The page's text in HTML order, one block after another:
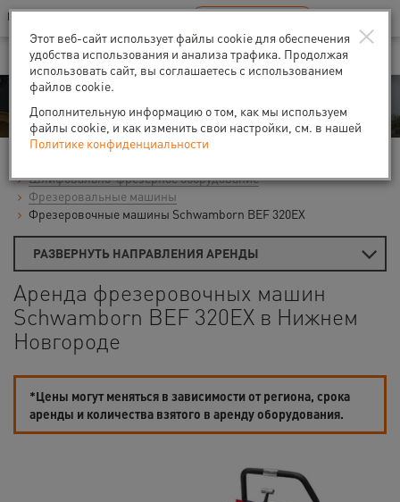
Ваш город:Нижний Новгород
В Вашем регионе нет наших офисов RU EN
Аренда
Шлифовально-фрезерное оборудование
Фрезеровальные машины
Фрезеровочные машины Schwamborn BEF 320EX
РАЗВЕРНУТЬ НАПРАВЛЕНИЯ АРЕНДЫ
Аренда фрезеровочных машин
Schwamborn BEF 320EX в Нижнем
Новгороде
*Цены могут меняться в зависимости от региона, срока
аренды и количества взятого в аренду оборудования.
×
Этот веб-сайт использует файлы cookie для обеспечения
удобства использования и анализа трафика. Продолжая
использовать сайт, вы соглашаетесь с использованием
файлов cookie.
Дополнительную информацию о том, как мы используем
файлы cookie, и как изменить свои настройки, см. в нашей
Политике конфиденциальности